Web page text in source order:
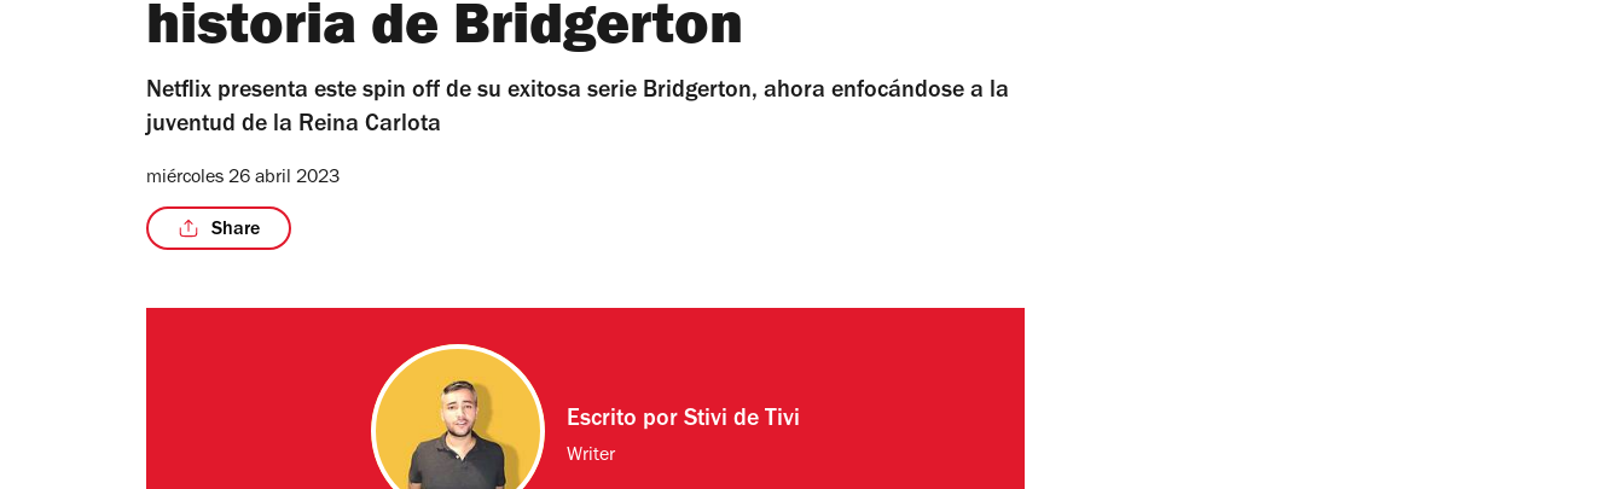
historia de Bridgerton
Netflix presenta este spin off de su exitosa serie Bridgerton, ahora enfocándose a la
juventud de la Reina Carlota
miércoles 26 abril 2023
Share
Escrito por Stivi de Tivi
Writer